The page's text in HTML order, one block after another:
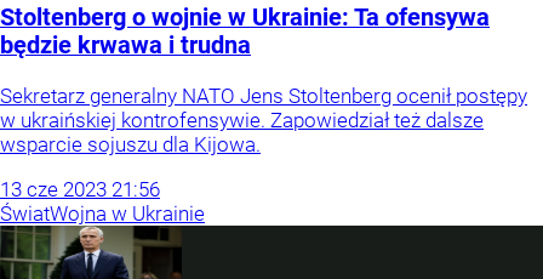
Stoltenberg o wojnie w Ukrainie: Ta ofensywa
będzie krwawa i trudna
Sekretarz generalny NATO Jens Stoltenberg ocenił postępy
w ukraińskiej kontrofensywie. Zapowiedział też dalsze
wsparcie sojuszu dla Kijowa.
13 cze 2023 21:56
ŚwiatWojna w Ukrainie